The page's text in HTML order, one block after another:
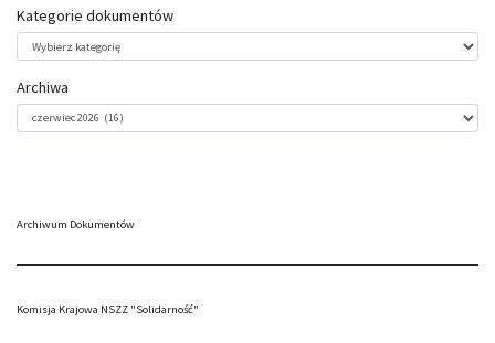
Kategorie dokumentów
dokumentów
Archiwa
Archiwa
Archiwum Dokumentów
Komisja Krajowa NSZZ "Solidarność"